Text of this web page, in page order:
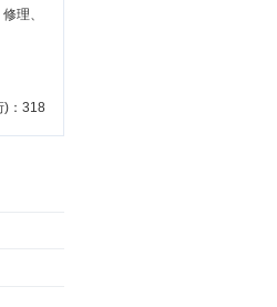
理、
)：318